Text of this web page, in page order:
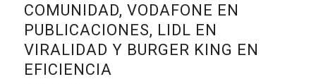
COMUNIDAD, VODAFONE EN
PUBLICACIONES, LIDL EN
VIRALIDAD Y BURGER KING EN
EFICIENCIA